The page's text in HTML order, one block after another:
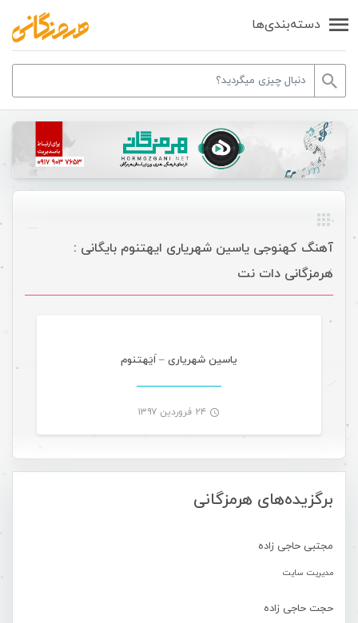
دسته‌بندی‌ها
برگزیده‌های هرمزگانی
مجتبی حاجی زاده
مدیریت سایت
حجت حاجی زاده
آهنگ کهنوجی یاسین شهریاری ایهتنوم بایگانی :
هرمزگانی دات نت
یاسین شهریاری – اَیَهتنوم
۲۴ فروردین ۱۳۹۷